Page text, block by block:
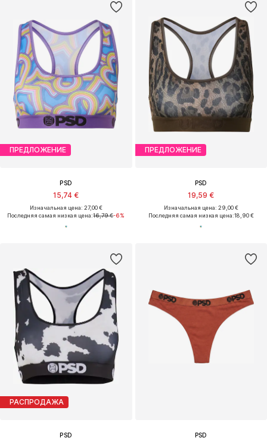
ПРЕДЛОЖЕНИЕ
PSD
15,74 €
Изначальная цена: 27,00 €
Последняя самая низкая цена:16,79 €-6%
ПРЕДЛОЖЕНИЕ
PSD
19,59 €
Изначальная цена: 29,00 €
Последняя самая низкая цена:18,90 €
РАСПРОДАЖА
PSD PSD